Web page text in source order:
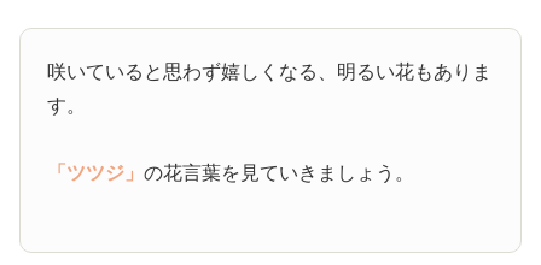
咲いていると思わず嬉しくなる、明るい花もありま
す。
「ツツジ」の花言葉を見ていきましょう。